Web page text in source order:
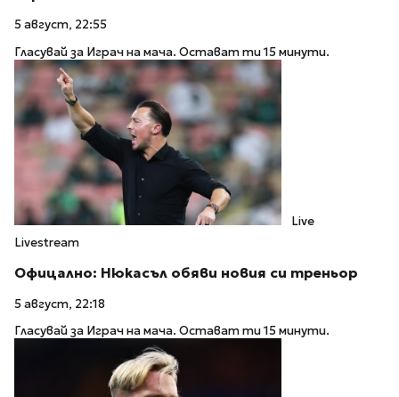
5 август, 22:55
Гласувай за Играч на мача. Остават ти 15 минути.
Live
Livestream
Офицално: Нюкасъл обяви новия си треньор
5 август, 22:18
Гласувай за Играч на мача. Остават ти 15 минути.